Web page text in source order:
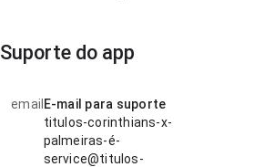
Suporte do app
email E-mail para suporte
titulos-corinthians-x-
palmeiras-é-
service@titulos-